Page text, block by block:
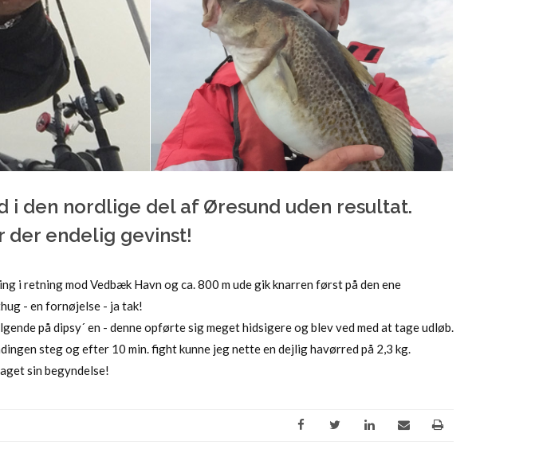
i den nordlige del af Øresund uden resultat.
der endelig gevinst!
i retning mod Vedbæk Havn og ca. 800 m ude gik knarren først på den ene
- en fornøjelse - ja tak!
på dipsy´ en - denne opførte sig meget hidsigere og blev ved med at tage udløb.
steg og efter 10 min. fight kunne jeg nette en dejlig havørred på 2,3 kg.
sin begyndelse!